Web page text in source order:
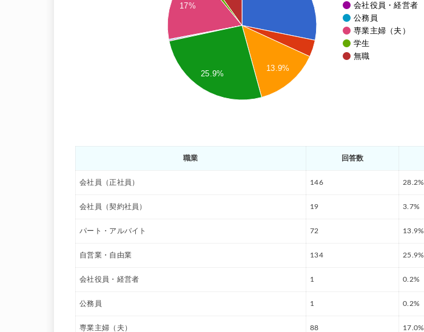
会社役員・経営者
公務員
専業主婦（夫）
学生
無職
13.9%
17%
25.9%
職業 回答数
会社員（正社員） 146 28.2%
会社員（契約社員） 19 3.7%
パート・アルバイト 72 13.9%
自営業・自由業 134 25.9%
会社役員・経営者 1 0.2%
公務員 1 0.2%
専業主婦（夫） 88 17.0%